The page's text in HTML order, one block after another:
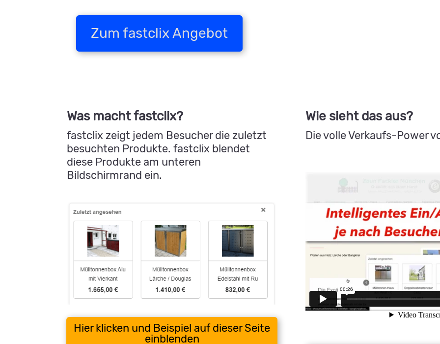
Zum fastclix Angebot
Was macht fastclix?
fastclix zeigt jedem Besucher die zuletzt
besuchten Produkte. fastclix blendet
diese Produkte am unteren
Bildschirmrand ein.
Hier klicken und Beispiel auf dieser Seite
einblenden
Wie sieht das aus?
Die volle Verkaufs-Power